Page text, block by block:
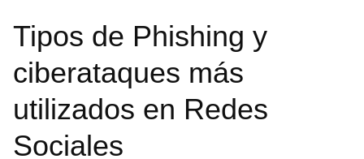
Tipos de Phishing y
ciberataques más
utilizados en Redes
Sociales